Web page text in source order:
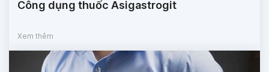
Công dụng thuốc Asigastrogit
Xem thêm